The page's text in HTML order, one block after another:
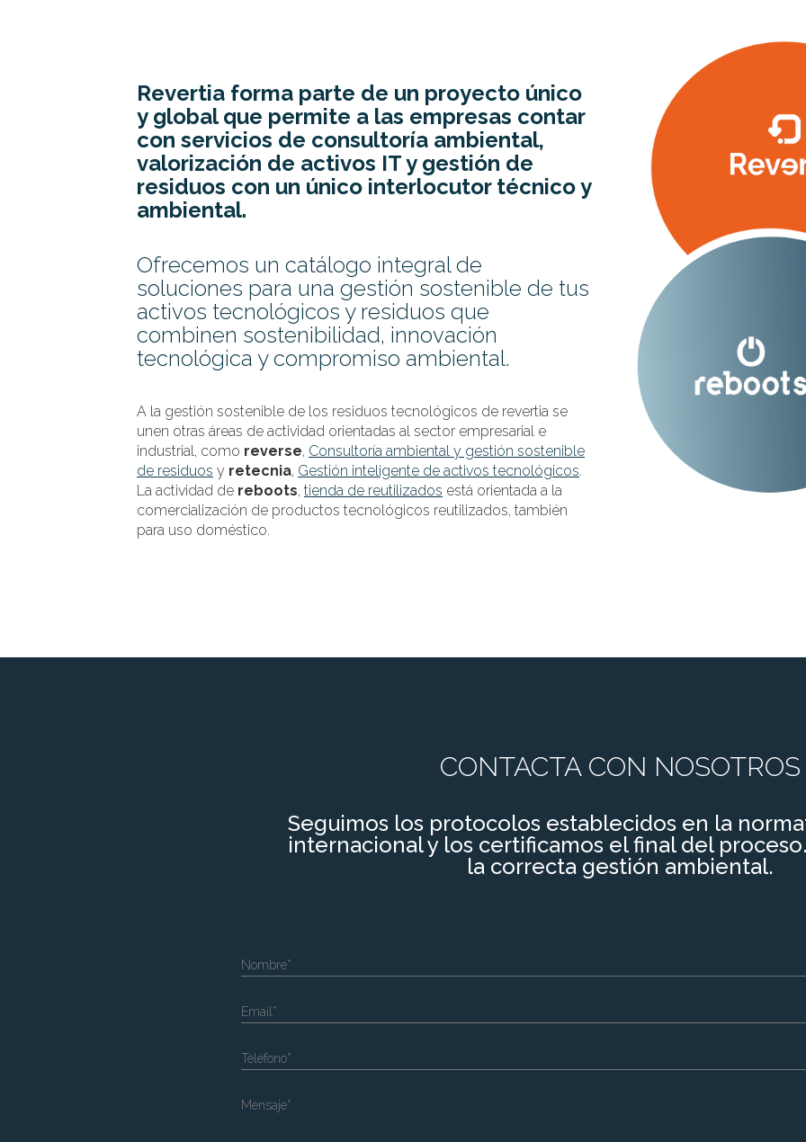
Revertia forma parte de un proyecto único
y global que permite a las empresas contar
con servicios de consultoría ambiental,
valorización de activos IT y gestión de
residuos con un único interlocutor técnico y
ambiental.
Ofrecemos un catálogo integral de
soluciones para una gestión sostenible de tus
activos tecnológicos y residuos que
combinen sostenibilidad, innovación
tecnológica y compromiso ambiental.
A la gestión sostenible de los residuos tecnológicos de revertia se
unen otras áreas de actividad orientadas al sector empresarial e
industrial, como reverse, Consultoría ambiental y gestión sostenible
de residuos y retecnia, Gestión inteligente de activos tecnológicos.
La actividad de reboots, tienda de reutilizados está orientada a la
comercialización de productos tecnológicos reutilizados, también
para uso doméstico.
CONTACTA CON NOSOTROS
Seguimos los protocolos establecidos en la
internacional y los certificamos el final del
la correcta gestión ambiental.
Nombre*
Email*
Teléfono*
Mensaje*